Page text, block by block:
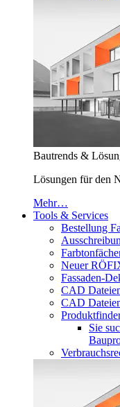
Bautrends &
Lösungen für den
Mehr…
Tools & Services
Bestellung
Neuer
Fassaden-
CAD
CAD
Sie